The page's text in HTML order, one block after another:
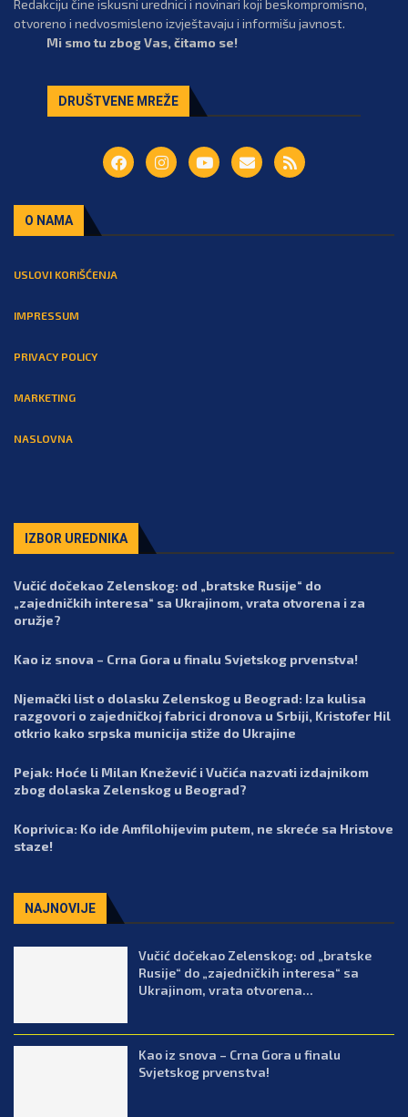
Redakciju čine iskusni urednici i novinari koji beskompromisno,
otvoreno i nedvosmisleno izvještavaju i informišu javnost.
Mi smo tu zbog Vas, čitamo se!
DRUŠTVENE MREŽE
O NAMA
USLOVI KORIŠĆENJA
IMPRESSUM
PRIVACY POLICY
MARKETING
NASLOVNA
IZBOR UREDNIKA
Vučić dočekao Zelenskog: od „bratske Rusije“ do
„zajedničkih interesa“ sa Ukrajinom, vrata otvorena i za
oružje?
Kao iz snova – Crna Gora u finalu Svjetskog prvenstva!
Njemački list o dolasku Zelenskog u Beograd: Iza kulisa
razgovori o zajedničkoj fabrici dronova u Srbiji, Kristofer Hil
otkrio kako srpska municija stiže do Ukrajine
Pejak: Hoće li Milan Knežević i Vučića nazvati izdajnikom
zbog dolaska Zelenskog u Beograd?
Koprivica: Ko ide Amfilohijevim putem, ne skreće sa Hristove
staze!
NAJNOVIJE
Vučić dočekao Zelenskog: od „bratske
Rusije“ do „zajedničkih interesa“ sa
Ukrajinom, vrata otvorena...
Kao iz snova – Crna Gora u finalu
Svjetskog prvenstva!